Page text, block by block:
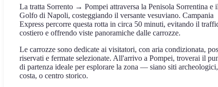
La tratta Sorrento → Pompei attraversa la Penisola Sorrentina e
Golfo di Napoli, costeggiando il versante vesuviano. Campania
Express percorre questa rotta in circa 50 minuti, evitando il
costiero e offrendo viste panoramiche dalle carrozze.
Le carrozze sono dedicate ai visitatori, con aria condizionata,
riservati e fermate selezionate. All'arrivo a Pompei, troverai il
di partenza ideale per esplorare la zona — siano siti archeologici,
costa, o centro storico.